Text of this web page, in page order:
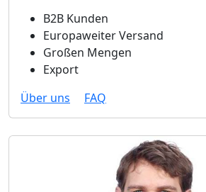
B2B Kunden
Europaweiter Versand
Großen Mengen
Export
Über uns
FAQ